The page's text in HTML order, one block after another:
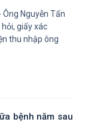
Quang
Nguyễn Tấn
giấy xác
thu nhập ông
bệnh năm sau